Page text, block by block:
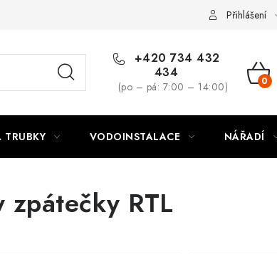
Moje
Přihlášení
+420 734 432
434
(po – pá: 7:00 – 14:00)
TRUBKY VODOINSTALACE NÁŘADÍ
zpátečky RTL